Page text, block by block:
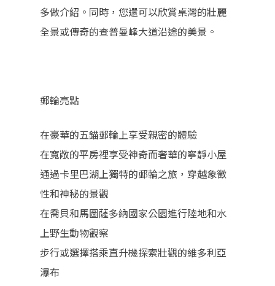
多做介紹。同時，您還可以欣賞桌灣的壯麗
全景或傳奇的查普曼峰大道沿途的美景。
郵輪亮點
在豪華的五錨郵輪上享受親密的體驗
在寬敞的平房裡享受神奇而奢華的寧靜小屋
通過卡里巴湖上獨特的郵輪之旅，穿越象徵
性和神秘的景觀
在喬貝和馬圖薩多納國家公園進行陸地和水
上野生動物觀察
步行或選擇搭乘直升機探索壯觀的維多利亞
瀑布